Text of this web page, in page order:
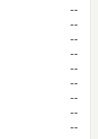
--
--
--
--
--
--
--
--
--